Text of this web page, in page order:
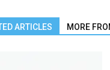
ARTICLES MORE